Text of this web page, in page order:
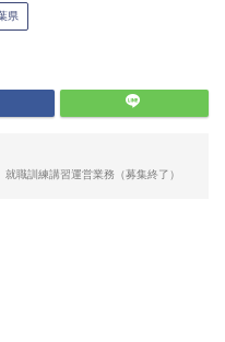
県
職訓練講習運営業務（募集終了）